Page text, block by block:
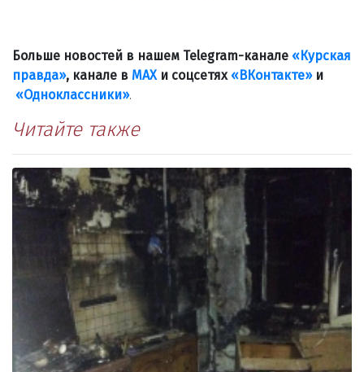
Больше новостей в нашем Telegram-канале «Курская
правда», канале в МАХи соцсетях «ВКонтакте»и
«Одноклассники».
Читайте также